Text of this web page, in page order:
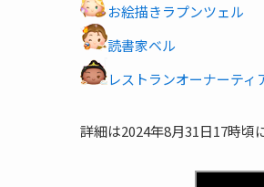
お絵描きラプンツェル
読書家ベル
レストランオーナーティ
詳細は2024年8月31日17時頃